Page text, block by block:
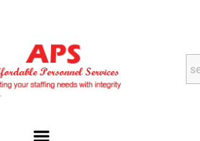
Menu